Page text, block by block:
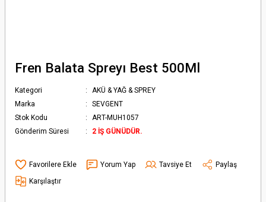
Fren Balata Spreyı Best 500Ml
Kategori
AKÜ & YAĞ & SPREY
Marka
SEVGENT
Stok Kodu
ART-MUH1057
Gönderim Süresi
2 İŞ GÜNÜDÜR.
Yorum Yap Tavsiye Et
Paylaş
Karşılaştır